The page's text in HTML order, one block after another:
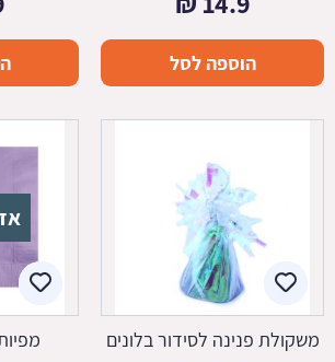
הוספה לסל
משקולת פנינה לסידור בלונים